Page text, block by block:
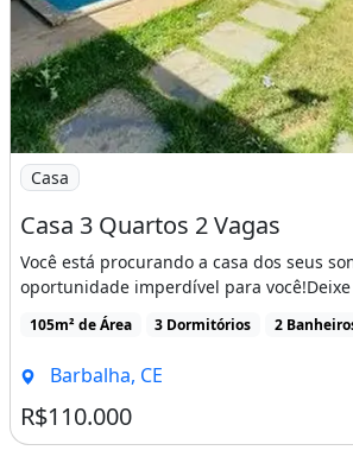
Imagem: Casa 3 Quartos 2 Vagas
Casa
Casa 3 Quartos 2 Vagas
Você está procurando a casa dos seus
oportunidade imperdível para
105m² de Área 3 Dormitórios 2
Barbalha, CE
R$110.000